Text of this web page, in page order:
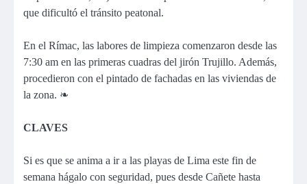
que dificultó el tránsito peatonal.
En el Rímac, las labores de limpieza comenzaron desde las
7:30 am en las primeras cuadras del jirón Trujillo. Además,
procedieron con el pintado de fachadas en las viviendas de
la zona. ❧
CLAVES
Si es que se anima a ir a las playas de Lima este fin de
semana hágalo con seguridad, pues desde Cañete hasta